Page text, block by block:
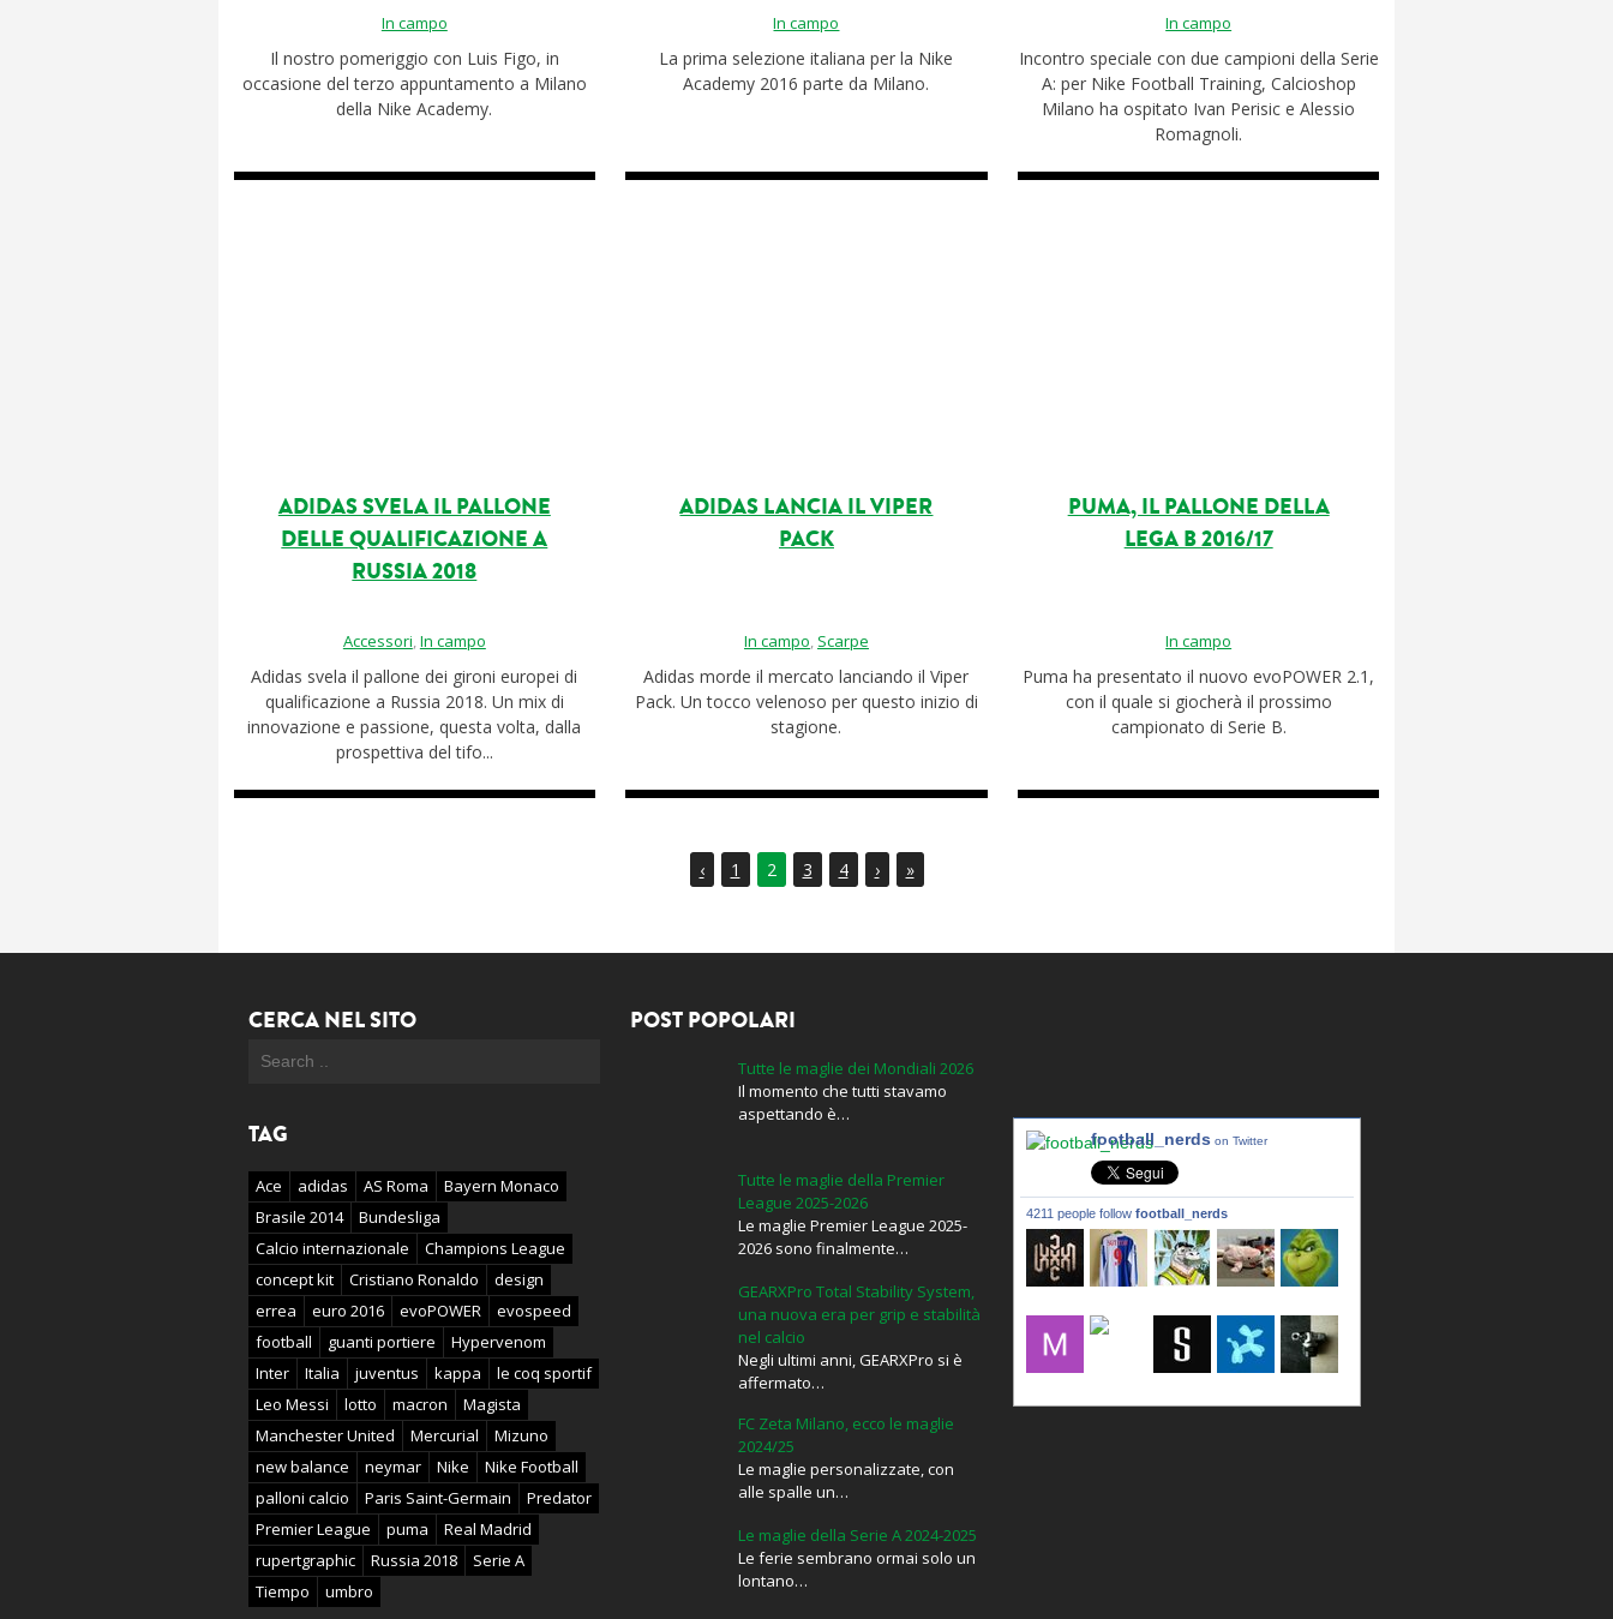
In campo
Il nostro pomeriggio con Luis Figo, in
occasione del terzo appuntamento a Milano
della Nike Academy.
In campo
La prima selezione italiana per la Nike
Academy 2016 parte da Milano.
In campo
Incontro speciale con due campioni della Serie
A: per Nike Football Training, Calcioshop
Milano ha ospitato Ivan Perisic e Alessio
Romagnoli.
ADIDAS SVELA IL PALLONE
DELLE QUALIFICAZIONE A
RUSSIA 2018
Accessori,In campo
Adidas svela il pallone dei gironi europei di
qualificazione a Russia 2018. Un mix di
innovazione e passione, questa volta, dalla
prospettiva del tifo...
ADIDAS LANCIA IL VIPER
PACK
In campo, Scarpe
Adidas morde il mercato lanciando il Viper
Pack. Un tocco velenoso per questo inizio di
stagione.
PUMA, IL PALLONE DELLA
LEGA B 2016/17
In campo
Puma ha presentato il nuovo evoPOWER 2.1,
con il quale si giocherà il prossimo
campionato di Serie B.
‹ 1 2 3 4 › »
CERCA NEL SITO
TAG
Ace adidas AS Roma
Bayern Monaco
Brasile 2014
Bundesliga
Calcio internazionale
Champions League
concept kit
Cristiano Ronaldo
design
errea
euro 2016 evoPOWER
evospeed
football
guanti portiere
Hypervenom
Inter
Italia juventus kappa
le coq sportif
Leo Messi
lotto macron
Magista
Manchester United
Mercurial
Mizuno
new balance
neymar Nike
Nike Football
palloni calcio
Paris Saint-Germain
Predator
Premier League
puma
Real Madrid
rupertgraphic
Russia 2018
Serie A
Tiempo
umbro
POST POPOLARI
Tutte le maglie dei Mondiali 2026
Il momento che tutti stavamo
aspettando è…
Tutte le maglie della Premier
League 2025-2026
Le maglie Premier League 2025-
2026 sono finalmente…
GEARXPro Total Stability System,
una nuova era per grip e stabilità
nel calcio
Negli ultimi anni, GEARXPro si è
affermato…
FC Zeta Milano, ecco le maglie
2024/25
Le maglie personalizzate, con
alle spalle un…
Le maglie della Serie A 2024-2025
Le ferie sembrano ormai solo un
lontano…
football_nerds on Twitter
4211 people follow football_nerds